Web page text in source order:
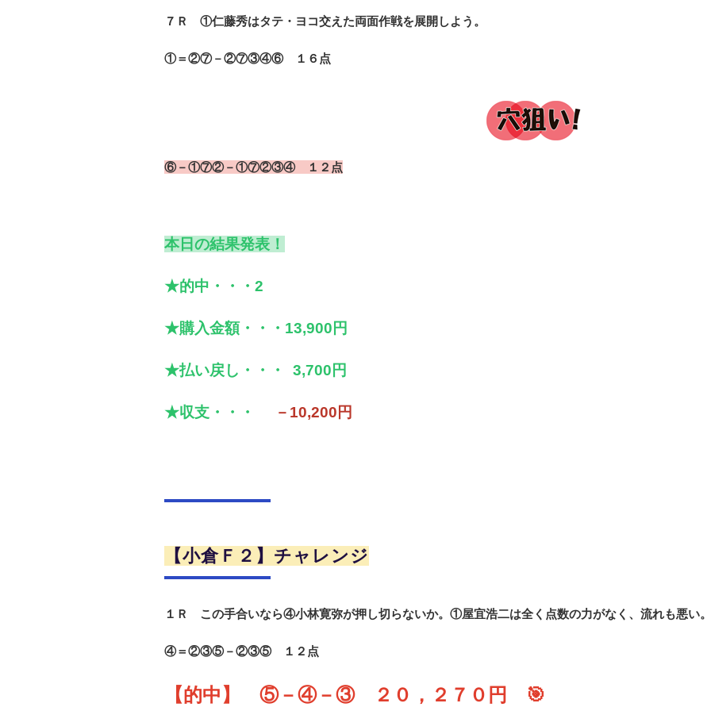
７Ｒ ①仁藤秀はタテ・ヨコ交えた両面作戦を展開しよう。
①＝②⑦－②⑦③④⑥ １６点
⑥－①⑦②－①⑦②③④ １２点
本日の結果発表！
★的中・・・2
★購入金額・・・13,900円
★払い戻し・・・ 3,700円
★収支・・・ －10,200円
【小倉Ｆ２】チャレンジ
１Ｒ この手合いなら④小林寛弥が押し切らないか。①屋宜浩二は全く点数の力がなく、流れも悪い。
④＝②③⑤－②③⑤ １２点
【的中】 ⑤－④－③ ２０，２７０円 🎯